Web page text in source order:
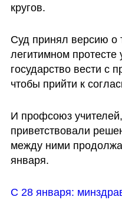
кругов.
Суд принял версию о
легитимном протесте
государство вести с
чтобы прийти к
И профсоюз
приветствовали
между ними
января.
С 28 января: